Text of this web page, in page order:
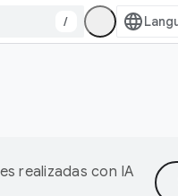
/
realizadas con IA